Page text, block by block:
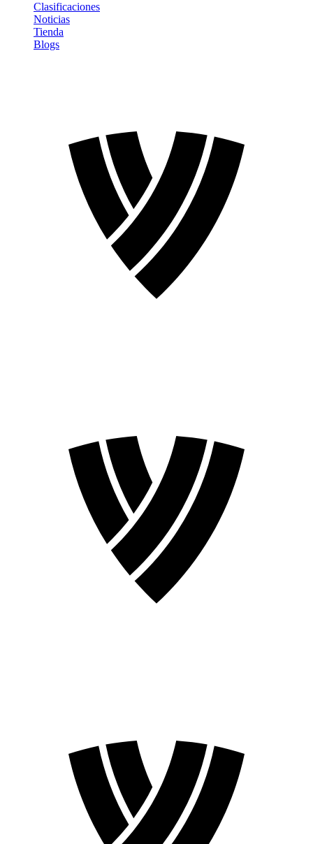
Clasificaciones
Noticias
Tienda
Blogs